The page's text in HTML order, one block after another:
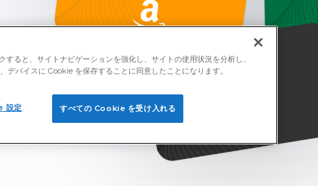
してオ
ード
すると、サイトナビゲーションを強化し、サイトの使用状況を分析し、
デバイスに Cookie を保存することに同意したことになります。
すべての Cookie を受け入れる
設定